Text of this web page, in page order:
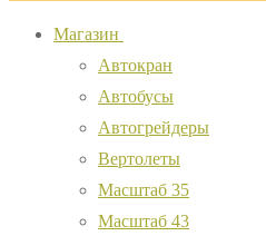
Магазин
Автокран
Автобусы
Автогрейдеры
Вертолеты
Масштаб 35
Масштаб 43